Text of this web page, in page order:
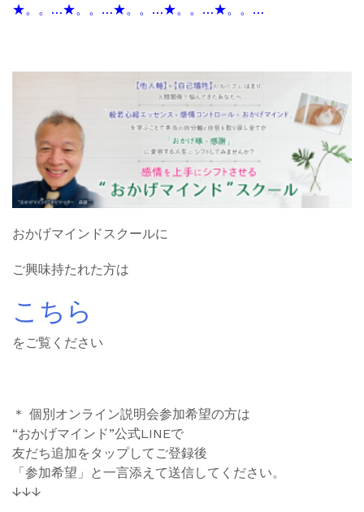
★。。…★。。…★。。…★。。…★。。…
おかげマインドスクールに
ご興味持たれた方は
こちら
をご覧ください
＊ 個別オンライン説明会参加希望の方は
“おかげマインド”公式LINEで
友だち追加をタップしてご登録後
「参加希望」と一言添えて送信してください。
↓↓↓